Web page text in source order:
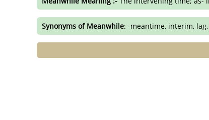
Synonyms of Meanwhile:- meantime, interim,